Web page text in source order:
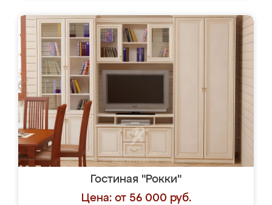
Гостиная "Рокки"
Цена: от 56 000 руб.